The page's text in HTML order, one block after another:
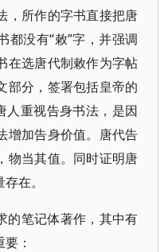
，所作的字书直接把唐
都没有“敕”字，并强调
在选唐代制敕作为字帖
部分，签署包括皇帝的
人重视告身书法，是因
增加告身价值。唐代告
物当其值。同时证明唐
在。
的笔记体著作，其中有
：